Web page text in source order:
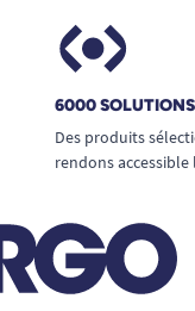
6000
Des produits
rendons